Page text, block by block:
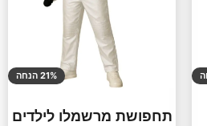
21% הנחה
תחפושת מרשמלו לילדים